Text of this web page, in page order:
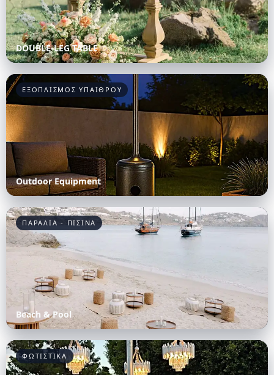
DOUBLE-LEG TABLE
ΕΞΟΠΛΙΣΜΟΣ ΥΠΑΙΘΡΟΥ
Outdoor Equipment
ΠΑΡΑΛΙΑ - ΠΙΣΙΝΑ
Beach & Pool
ΦΩΤΙΣΤΙΚΑ